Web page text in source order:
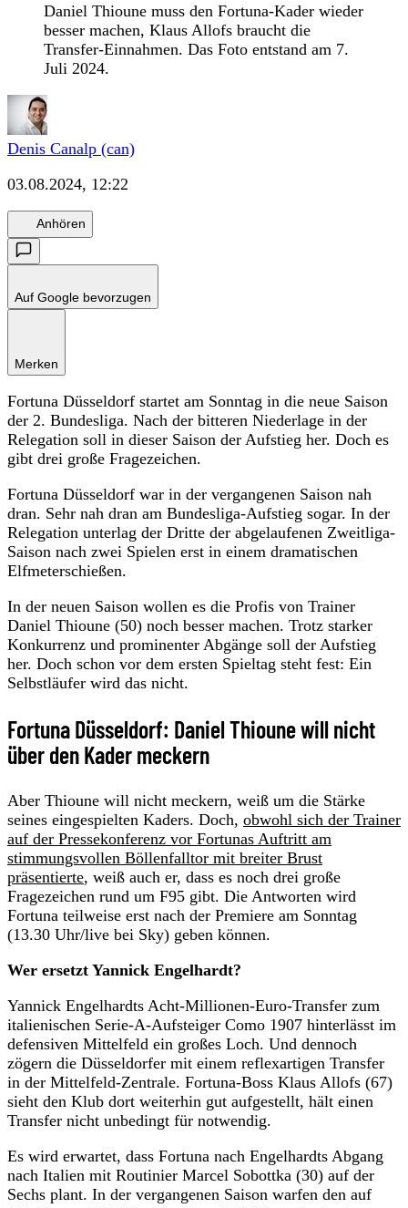
Daniel Thioune muss den Fortuna-Kader wieder
besser machen, Klaus Allofs braucht die
Transfer-Einnahmen. Das Foto entstand am 7.
Juli 2024.
Denis Canalp (can)
03.08.2024, 12:22
Anhören
Auf Google bevorzugen
Merken
Fortuna Düsseldorf startet am Sonntag in die neue Saison
der 2. Bundesliga. Nach der bitteren Niederlage in der
Relegation soll in dieser Saison der Aufstieg her. Doch es
gibt drei große Fragezeichen.
Fortuna Düsseldorf war in der vergangenen Saison nah
dran. Sehr nah dran am Bundesliga-Aufstieg sogar. In der
Relegation unterlag der Dritte der abgelaufenen Zweitliga-
Saison nach zwei Spielen erst in einem dramatischen
Elfmeterschießen.
In der neuen Saison wollen es die Profis von Trainer
Daniel Thioune (50) noch besser machen. Trotz starker
Konkurrenz und prominenter Abgänge soll der Aufstieg
her. Doch schon vor dem ersten Spieltag steht fest: Ein
Selbstläufer wird das nicht.
Fortuna Düsseldorf: Daniel Thioune will nicht
über den Kader meckern
Aber Thioune will nicht meckern, weiß um die Stärke
seines eingespielten Kaders. Doch, obwohl sich der Trainer
auf der Pressekonferenz vor Fortunas Auftritt am
stimmungsvollen Böllenfalltor mit breiter Brust
präsentierte, weiß auch er, dass es noch drei große
Fragezeichen rund um F95 gibt. Die Antworten wird
Fortuna teilweise erst nach der Premiere am Sonntag
(13.30 Uhr/live bei Sky) geben können.
Wer ersetzt Yannick Engelhardt?
Yannick Engelhardts Acht-Millionen-Euro-Transfer zum
italienischen Serie-A-Aufsteiger Como 1907 hinterlässt im
defensiven Mittelfeld ein großes Loch. Und dennoch
zögern die Düsseldorfer mit einem reflexartigen Transfer
in der Mittelfeld-Zentrale. Fortuna-Boss Klaus Allofs (67)
sieht den Klub dort weiterhin gut aufgestellt, hält einen
Transfer nicht unbedingt für notwendig.
Es wird erwartet, dass Fortuna nach Engelhardts Abgang
nach Italien mit Routinier Marcel Sobottka (30) auf der
Sechs plant. In der vergangenen Saison warfen den auf